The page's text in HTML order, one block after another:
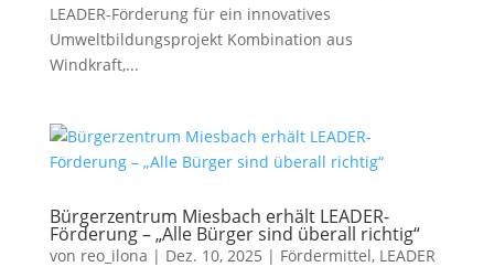
LEADER-Förderung für ein innovatives
Umweltbildungsprojekt Kombination aus
Windkraft,...
Bürgerzentrum Miesbach erhält LEADER-
Förderung – „Alle Bürger sind überall richtig“
von reo_ilona | Dez. 10, 2025 | Fördermittel, LEADER